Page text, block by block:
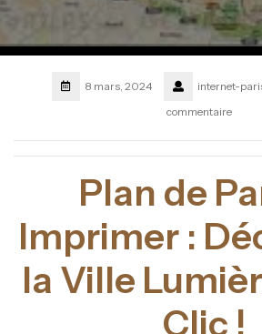
8 mars, 2024 internet-
commentaire
Plan de
Imprimer :
la Ville
Clic !